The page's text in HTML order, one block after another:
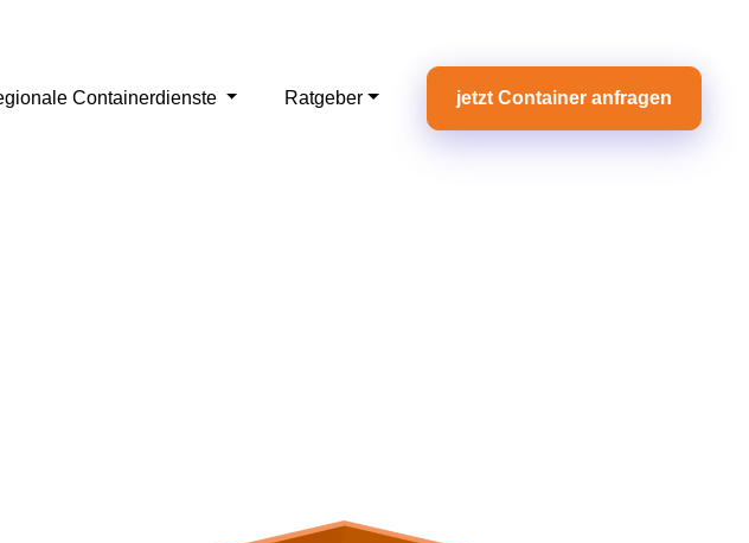
Containerdienste Ratgeber jetzt Container anfragen